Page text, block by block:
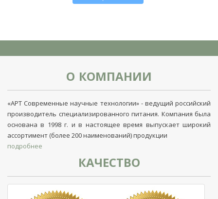
О КОМПАНИИ
«АРТ Современные научные технологии» - ведущий российский
производитель специализированного питания. Компания была
основана в 1998 г. и в настоящее время выпускает широкий
ассортимент (более 200 наименований) продукции
подробнее
КАЧЕСТВО